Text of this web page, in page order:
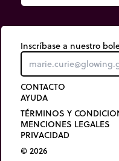
Inscríbase a nuestro
CONTACTO
AYUDA
TÉRMINOS Y
MENCIONES LEGALES
PRIVACIDAD
© 2026